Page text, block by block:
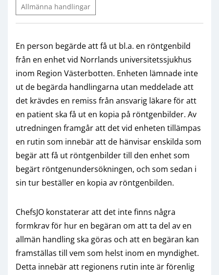
Allmänna handlingar
En person begärde att få ut bl.a. en röntgenbild
från en enhet vid Norrlands universitetssjukhus
inom Region Västerbotten. Enheten lämnade inte
ut de begärda handlingarna utan meddelade att
det krävdes en remiss från ansvarig läkare för att
en patient ska få ut en kopia på röntgenbilder. Av
utredningen framgår att det vid enheten tillämpas
en rutin som innebär att de hänvisar enskilda som
begär att få ut röntgenbilder till den enhet som
begärt röntgenundersökningen, och som sedan i
sin tur beställer en kopia av röntgenbilden.
ChefsJO konstaterar att det inte finns några
formkrav för hur en begäran om att ta del av en
allmän handling ska göras och att en begäran kan
framställas till vem som helst inom en myndighet.
Detta innebär att regionens rutin inte är förenlig